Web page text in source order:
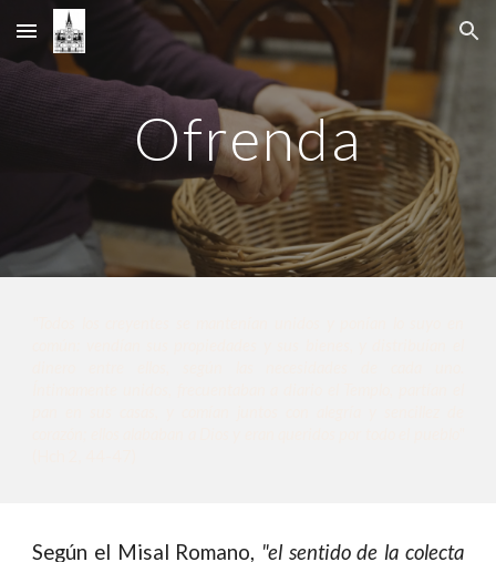
Skip to main content Skip to navigation
Ofrenda
Según el Misal Romano, "el sentido de la colecta